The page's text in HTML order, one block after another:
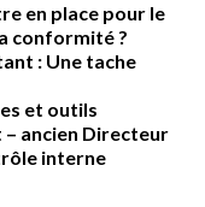
en place pour le
conformité ?
: Une tache
et outils
ancien Directeur
interne